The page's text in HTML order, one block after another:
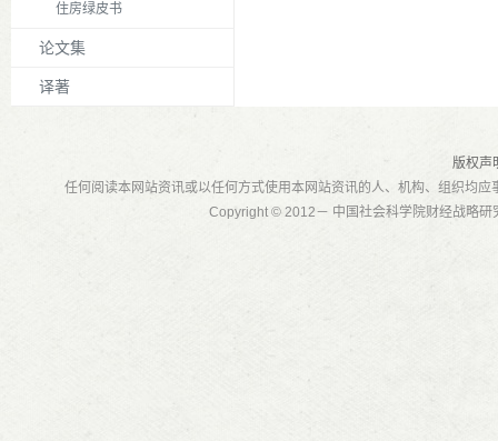
住房绿皮书
论文集
译著
版权声
任何阅读本网站资讯或以任何方式使用本网站资讯的人、机构、组织均应
Copyright © 2012－ 中国社会科学院财经战略